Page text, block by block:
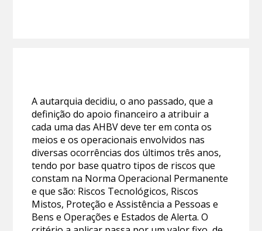
A autarquia decidiu, o ano passado, que a
definição do apoio financeiro a atribuir a
cada uma das AHBV deve ter em conta os
meios e os operacionais envolvidos nas
diversas ocorrências dos últimos três anos,
tendo por base quatro tipos de riscos que
constam na Norma Operacional Permanente
e que são: Riscos Tecnológicos, Riscos
Mistos, Proteção e Assistência a Pessoas e
Bens e Operações e Estados de Alerta. O